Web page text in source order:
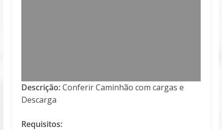
Descrição:Conferir Caminhão com cargas e
Descarga
Requisitos: